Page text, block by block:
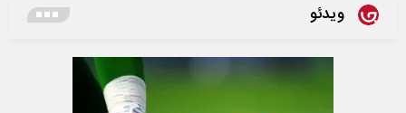
ویدئو